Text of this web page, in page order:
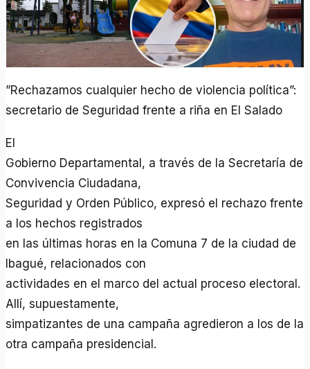
”Rechazamos cualquier hecho de violencia política”:
secretario de Seguridad frente a riña en El Salado
El
Gobierno Departamental, a través de la Secretaría de
Convivencia Ciudadana,
Seguridad y Orden Público, expresó el rechazo frente
a los hechos registrados
en las últimas horas en la Comuna 7 de la ciudad de
Ibagué, relacionados con
actividades en el marco del actual proceso electoral.
Allí, supuestamente,
simpatizantes de una campaña agredieron a los de la
otra campaña presidencial.